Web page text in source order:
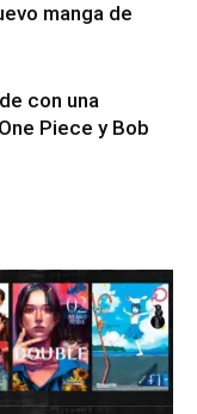
manga de
con una
Piece y Bob